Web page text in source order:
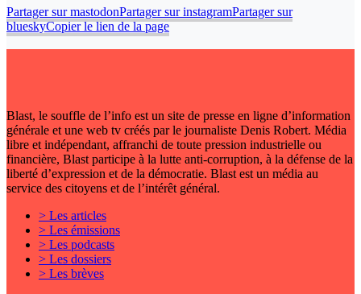
Partager sur mastodonPartager sur instagramPartager sur
blueskyCopier le lien de la page
Blast, le souffle de l’info est un site de presse en ligne d’information
générale et une web tv créés par le journaliste Denis Robert. Média
libre et indépendant, affranchi de toute pression industrielle ou
financière, Blast participe à la lutte anti-corruption, à la défense de la
liberté d’expression et de la démocratie. Blast est un média au
service des citoyens et de l’intérêt général.
> Les articles
> Les émissions
> Les podcasts
> Les dossiers
> Les brèves